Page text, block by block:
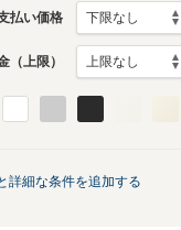
払い価格
（上限）
詳細な条件を追加する